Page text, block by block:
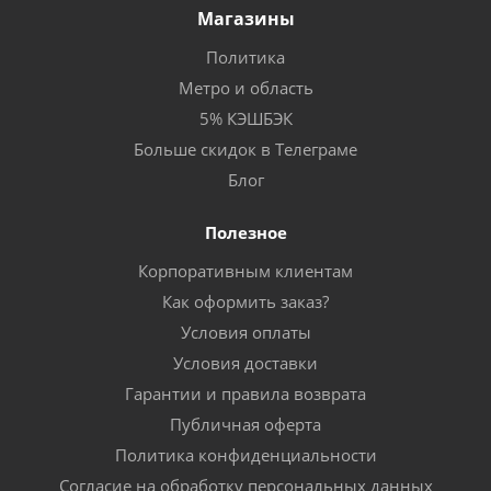
Магазины
Политика
Метро и область
5% КЭШБЭК
Больше скидок в Телеграме
Блог
Полезное
Корпоративным клиентам
Как оформить заказ?
Условия оплаты
Условия доставки
Гарантии и правила возврата
Публичная оферта
Политика конфиденциальности
Согласие на обработку персональных данных